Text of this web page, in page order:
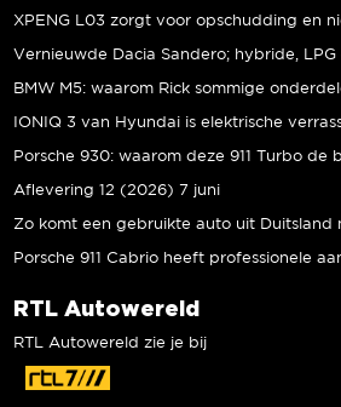
IONIQ 3 van Hyundai is elektrische
Aflevering 12 (2026) 7 juni
RTL Autowereld
RTL Autowereld zie je bij